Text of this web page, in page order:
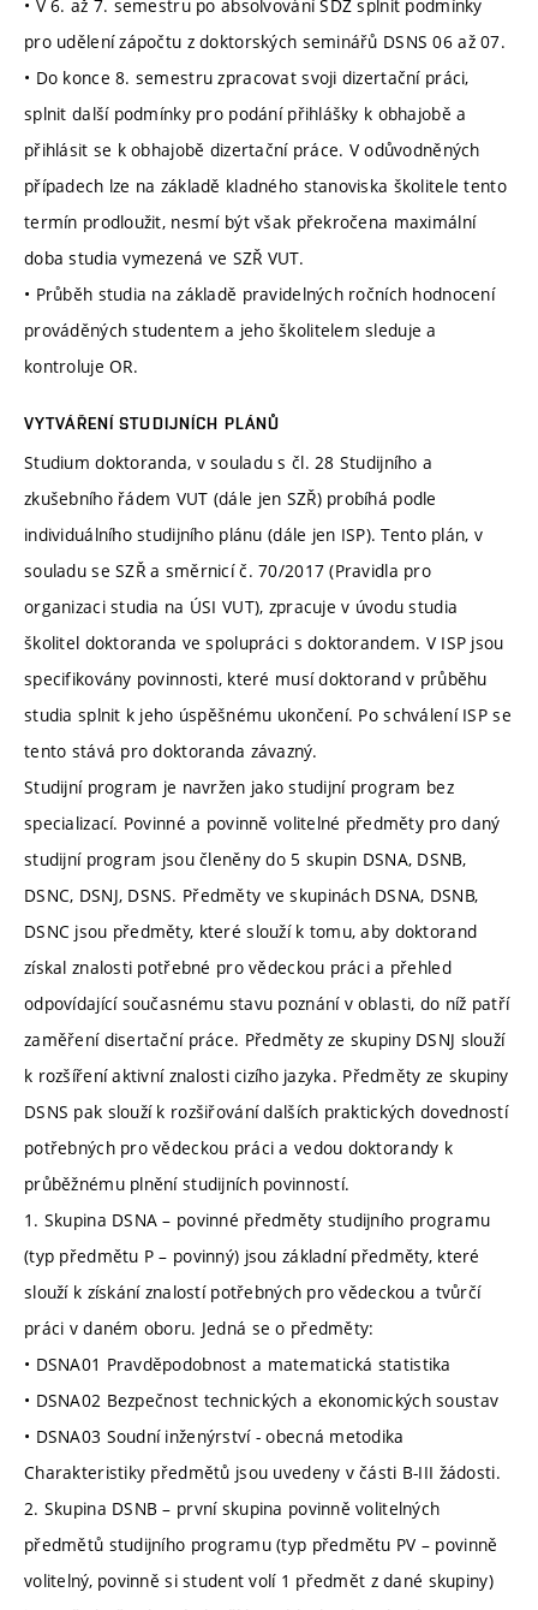
• V 6. až 7. semestru po absolvování SDZ splnit podmínky
pro udělení zápočtu z doktorských seminářů DSNS 06 až 07.
• Do konce 8. semestru zpracovat svoji dizertační práci,
splnit další podmínky pro podání přihlášky k obhajobě a
přihlásit se k obhajobě dizertační práce. V odůvodněných
případech lze na základě kladného stanoviska školitele tento
termín prodloužit, nesmí být však překročena maximální
doba studia vymezená ve SZŘ VUT.
• Průběh studia na základě pravidelných ročních hodnocení
prováděných studentem a jeho školitelem sleduje a
kontroluje OR.
VYTVÁŘENÍ STUDIJNÍCH PLÁNŮ
Studium doktoranda, v souladu s čl. 28 Studijního a
zkušebního řádem VUT (dále jen SZŘ) probíhá podle
individuálního studijního plánu (dále jen ISP). Tento plán, v
souladu se SZŘ a směrnicí č. 70/2017 (Pravidla pro
organizaci studia na ÚSI VUT), zpracuje v úvodu studia
školitel doktoranda ve spolupráci s doktorandem. V ISP jsou
specifikovány povinnosti, které musí doktorand v průběhu
studia splnit k jeho úspěšnému ukončení. Po schválení ISP se
tento stává pro doktoranda závazný.
Studijní program je navržen jako studijní program bez
specializací. Povinné a povinně volitelné předměty pro daný
studijní program jsou členěny do 5 skupin DSNA, DSNB,
DSNC, DSNJ, DSNS. Předměty ve skupinách DSNA, DSNB,
DSNC jsou předměty, které slouží k tomu, aby doktorand
získal znalosti potřebné pro vědeckou práci a přehled
odpovídající současnému stavu poznání v oblasti, do níž patří
zaměření disertační práce. Předměty ze skupiny DSNJ slouží
k rozšíření aktivní znalosti cizího jazyka. Předměty ze skupiny
DSNS pak slouží k rozšiřování dalších praktických dovedností
potřebných pro vědeckou práci a vedou doktorandy k
průběžnému plnění studijních povinností.
1. Skupina DSNA – povinné předměty studijního programu
(typ předmětu P – povinný) jsou základní předměty, které
slouží k získání znalostí potřebných pro vědeckou a tvůrčí
práci v daném oboru. Jedná se o předměty:
• DSNA01 Pravděpodobnost a matematická statistika
• DSNA02 Bezpečnost technických a ekonomických soustav
• DSNA03 Soudní inženýrství - obecná metodika
Charakteristiky předmětů jsou uvedeny v části B-III žádosti.
2. Skupina DSNB – první skupina povinně volitelných
předmětů studijního programu (typ předmětu PV – povinně
volitelný, povinně si student volí 1 předmět z dané skupiny)